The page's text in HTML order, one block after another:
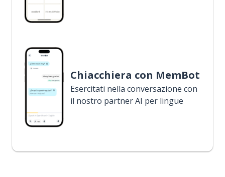
Chiacchiera con MemBot
Esercitati nella conversazione con
il nostro partner AI per lingue